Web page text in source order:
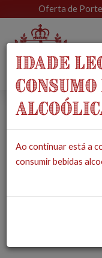
Oferta de Portes
e 100%
IDADE
Ao continuar está a
consumir bebidas